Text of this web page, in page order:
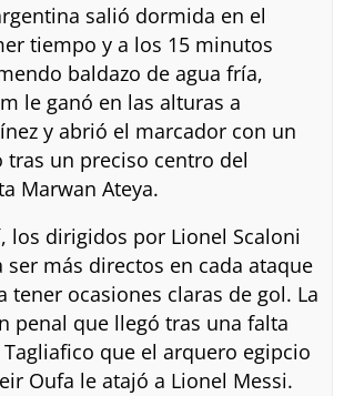
salió dormida en el
tiempo y a los 15 minutos
baldazo de agua fría,
le ganó en las alturas a
y abrió el marcador con un
tras un preciso centro del
Marwan Ateya.
los dirigidos por Lionel Scaloni
ser más directos en cada ataque
tener ocasiones claras de gol. La
penal que llegó tras una falta
que el arquero egipcio
Oufa le atajó a Lionel Messi.